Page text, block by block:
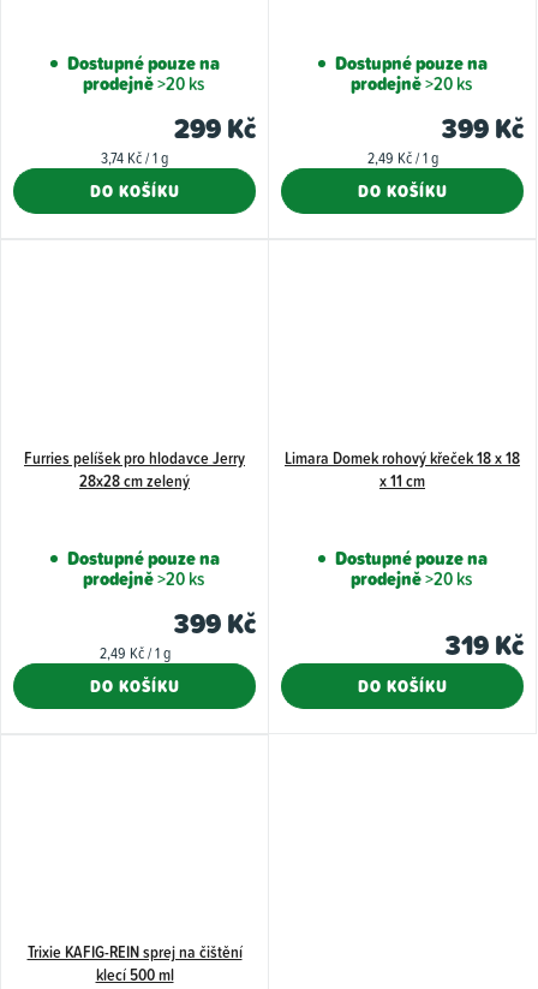
Dostupné pouze na
prodejně>20 ks
299 Kč
Měrná
3,74 Kč / 1 g
DO KOŠÍKU
Dostupné pouze na
prodejně>20 ks
399 Kč
Měrná
2,49 Kč / 1 g
DO KOŠÍKU
Furries pelíšek pro hlodavce Jerry
28x28 cm zelený
Dostupné pouze na
prodejně>20 ks
399 Kč
Měrná
2,49 Kč / 1 g
DO KOŠÍKU
Limara Domek rohový křeček 18 x 18
x 11 cm
Dostupné pouze na
prodejně>20 ks
319 Kč
DO KOŠÍKU
Trixie KAFIG-REIN sprej na čištění
klecí 500 ml